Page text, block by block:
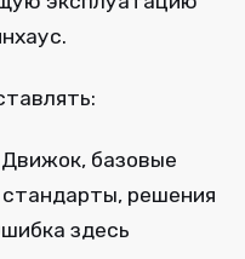
Движок, базовые
решения
здесь